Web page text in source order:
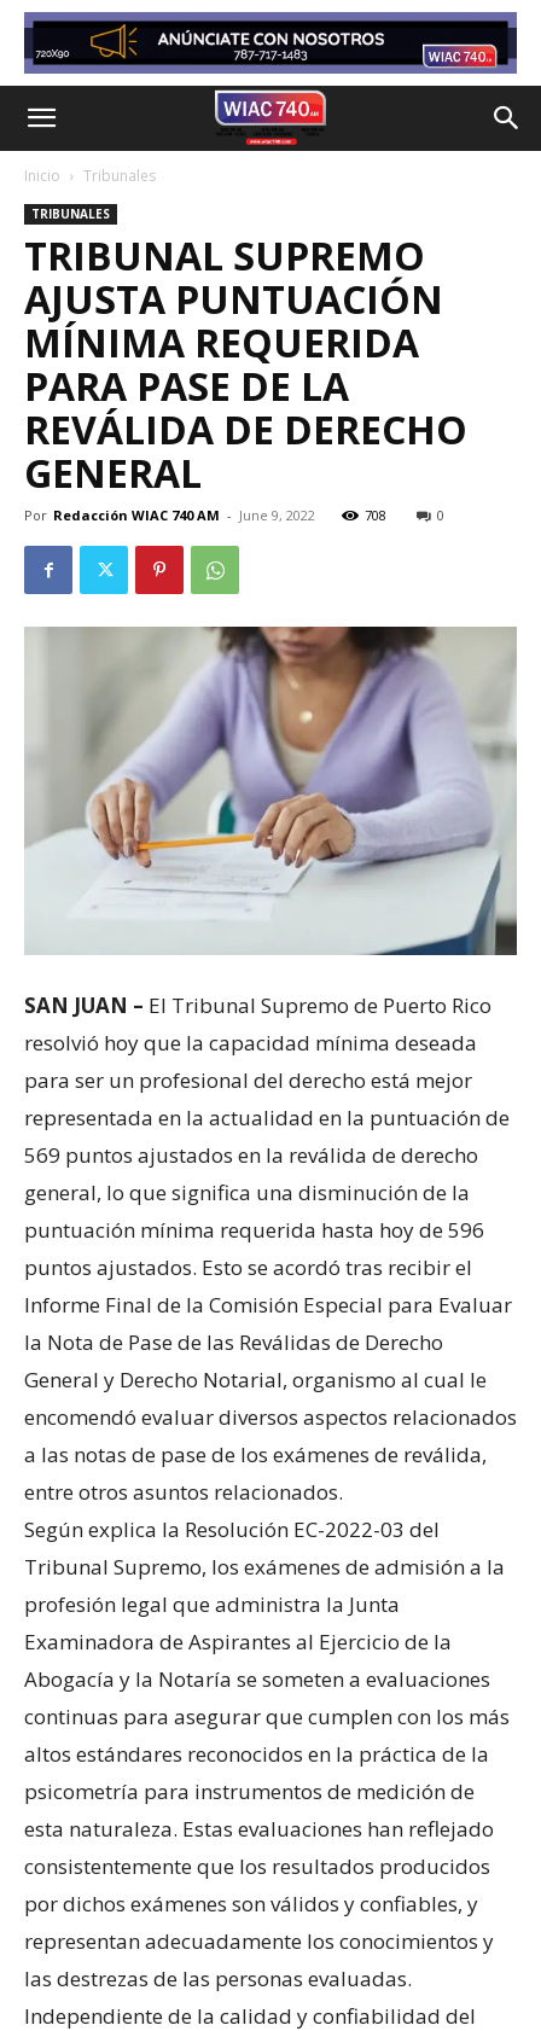
Inicio Tribunales
TRIBUNALES
TRIBUNAL SUPREMO
AJUSTA PUNTUACIÓN
MÍNIMA REQUERIDA
PARA PASE DE LA
REVÁLIDA DE DERECHO
GENERAL
Por Redacción WIAC 740 AM - June 9, 2022 708 0
SAN JUAN – El Tribunal Supremo de Puerto Rico
resolvió hoy que la capacidad mínima deseada
para ser un profesional del derecho está mejor
representada en la actualidad en la puntuación de
569 puntos ajustados en la reválida de derecho
general, lo que significa una disminución de la
puntuación mínima requerida hasta hoy de 596
puntos ajustados. Esto se acordó tras recibir el
Informe Final de la Comisión Especial para Evaluar
la Nota de Pase de las Reválidas de Derecho
General y Derecho Notarial, organismo al cual le
encomendó evaluar diversos aspectos relacionados
a las notas de pase de los exámenes de reválida,
entre otros asuntos relacionados.
Según explica la Resolución EC-2022-03 del
Tribunal Supremo, los exámenes de admisión a la
profesión legal que administra la Junta
Examinadora de Aspirantes al Ejercicio de la
Abogacía y la Notaría se someten a evaluaciones
continuas para asegurar que cumplen con los más
altos estándares reconocidos en la práctica de la
psicometría para instrumentos de medición de
esta naturaleza. Estas evaluaciones han reflejado
consistentemente que los resultados producidos
por dichos exámenes son válidos y confiables, y
representan adecuadamente los conocimientos y
las destrezas de las personas evaluadas.
Independiente de la calidad y confiabilidad del